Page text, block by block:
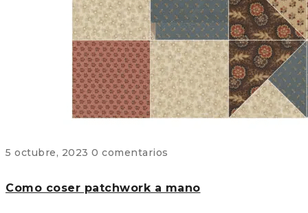
5 octubre, 2023 0 comentarios
Como coser patchwork a mano